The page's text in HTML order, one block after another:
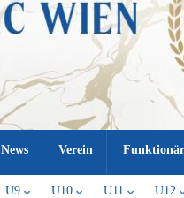
News Verein
U9 U10 U11 U12